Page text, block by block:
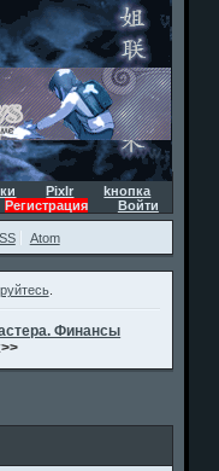
Pixlr
kнопка
Регистрация Войти
Atom
.
Финансы